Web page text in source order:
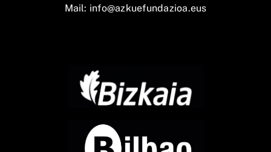
Mail: info@azkuefundazioa.eus